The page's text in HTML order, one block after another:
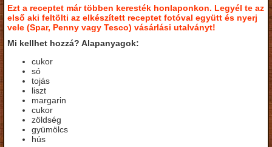
Ezt a receptet már többen keresték honlaponkon. Legyél te az
első aki feltölti az elkészített receptet fotóval együtt és nyerj
vele (Spar, Penny vagy Tesco) vásárlási utalványt!
Mi kellhet hozzá? Alapanyagok:
cukor
só
tojás
liszt
margarin
cukor
zöldség
gyümölcs
hús